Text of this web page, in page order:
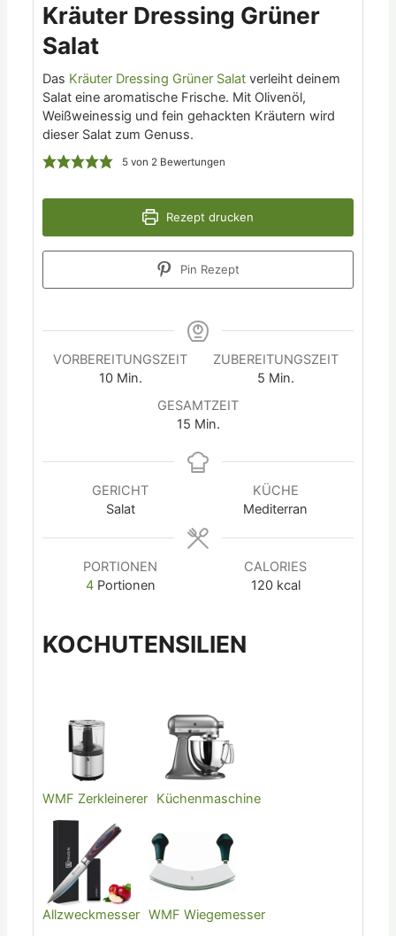
Kräuter Dressing Grüner
Salat
Das Kräuter Dressing Grüner Salat verleiht deinem
Salat eine aromatische Frische. Mit Olivenöl,
Weißweinessig und fein gehackten Kräutern wird
dieser Salat zum Genuss.
5 von 2 Bewertungen
Rezept drucken
Pin Rezept
VORBEREITUNGSZEIT
10 Min.
ZUBEREITUNGSZEIT
5 Min.
GESAMTZEIT
15 Min.
GERICHT
Salat
KÜCHE
Mediterran
PORTIONEN
4 Portionen
CALORIES
120 kcal
KOCHUTENSILIEN
WMF Zerkleinerer Küchenmaschine
Allzweckmesser WMF Wiegemesser